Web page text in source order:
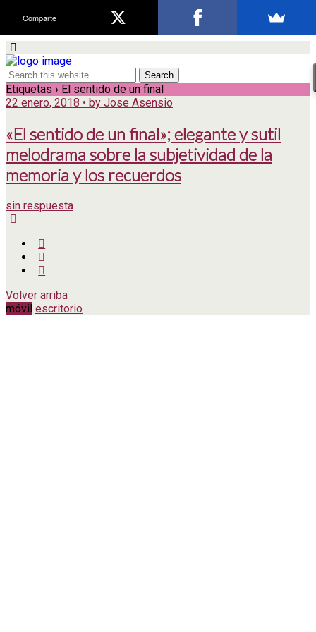
Etiquetas › El sentido de un final
22 enero, 2018 • by Jose Asensio
«El sentido de un final»; elegante y sutil
melodrama sobre la subjetividad de la
memoria y los recuerdos
sin respuesta
Volver arriba
móvil escritorio
Comparte